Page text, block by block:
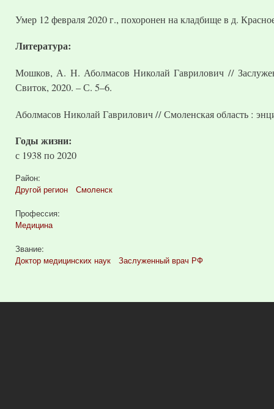
Умер 12 февраля 2020 г., похоронен на кладбище в д.
Литература:
Мошков, А. Н. Аболмасов Николай Гаврилович //
Свиток, 2020. – С. 5–6.
Аболмасов Николай Гаврилович // Смоленская область :
Годы жизни:
с 1938по2020
Район:
Другой регион
Смоленск
Профессия:
Медицина
Звание:
Доктор медицинских наук
Заслуженный врач РФ